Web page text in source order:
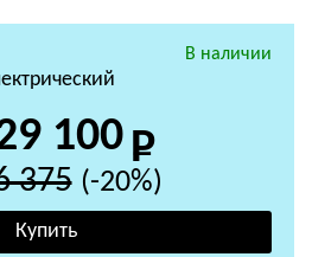
В наличии
100
375 (-20%)